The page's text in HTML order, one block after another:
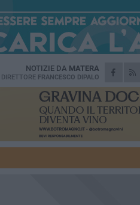
NOTIZIE DA MATERA
DIRETTORE FRANCESCO DIPALO